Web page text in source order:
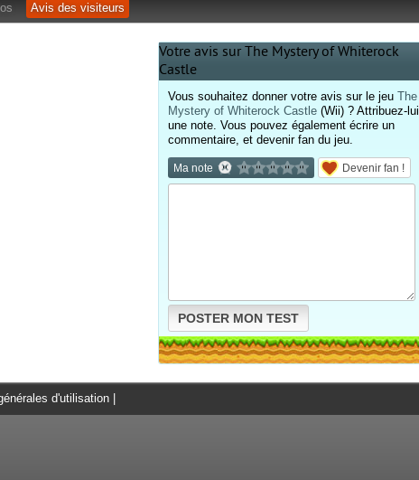
Avis des visiteurs
Votre avis sur The Mystery of Whiterock
Castle
Vous souhaitez donner votre avis sur le jeu The
Mystery of Whiterock Castle (Wii) ? Attribuez-lui
une note. Vous pouvez également écrire un
commentaire, et devenir fan du jeu.
Ma note Devenir fan !
POSTER MON TEST
d'utilisation